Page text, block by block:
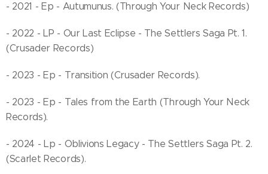
- 2021 - Ep - Autumunus. (Through Your Neck Records)
- 2022 - LP - Our Last Eclipse - The Settlers Saga Pt. 1.
(Crusader Records)
- 2023 - Ep - Transition (Crusader Records).
- 2023 - Ep - Tales from the Earth (Through Your Neck
Records).
- 2024 - Lp - Oblivions Legacy - The Settlers Saga Pt. 2.
(Scarlet Records).